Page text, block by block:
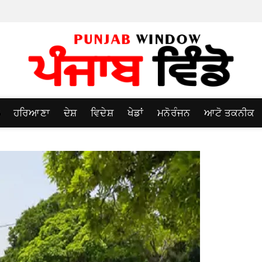
ਹਰਿਆਣਾ ਦੇਸ਼ ਵਿਦੇਸ਼ ਖੇਡਾਂ ਮਨੋਰੰਜਨ ਆਟੋ ਤਕਨੀਕ